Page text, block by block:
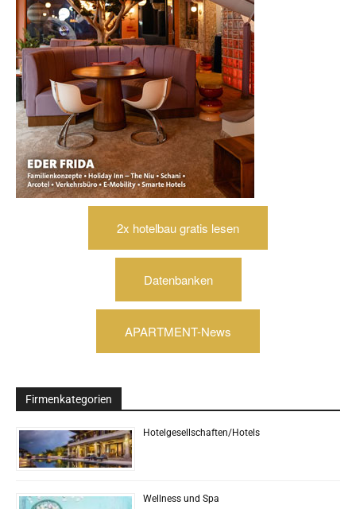
2x hotelbau gratis lesen
Datenbanken
APARTMENT-News
Firmenkategorien
Hotelgesellschaften/Hotels
Wellness und Spa